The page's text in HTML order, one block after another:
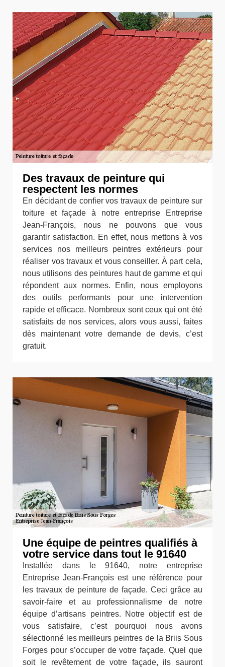
Des travaux de peinture qui
respectent les normes
En décidant de confier vos travaux de peinture sur
toiture et façade à notre entreprise Entreprise
Jean-François, nous ne pouvons que vous
garantir satisfaction. En effet, nous mettons à vos
services nos meilleurs peintres extérieurs pour
réaliser vos travaux et vous conseiller. À part cela,
nous utilisons des peintures haut de gamme et qui
répondent aux normes. Enfin, nous employons
des outils performants pour une intervention
rapide et efficace. Nombreux sont ceux qui ont été
satisfaits de nos services, alors vous aussi, faites
dès maintenant votre demande de devis, c’est
gratuit.
Une équipe de peintres qualifiés à
votre service dans tout le 91640
Installée dans le 91640, notre entreprise
Entreprise Jean-François est une référence pour
les travaux de peinture de façade. Ceci grâce au
savoir-faire et au professionnalisme de notre
équipe d’artisans peintres. Notre objectif est de
vous satisfaire, c’est pourquoi nous avons
sélectionné les meilleurs peintres de la Briis Sous
Forges pour s’occuper de votre façade. Quel que
soit le revêtement de votre façade, ils sauront